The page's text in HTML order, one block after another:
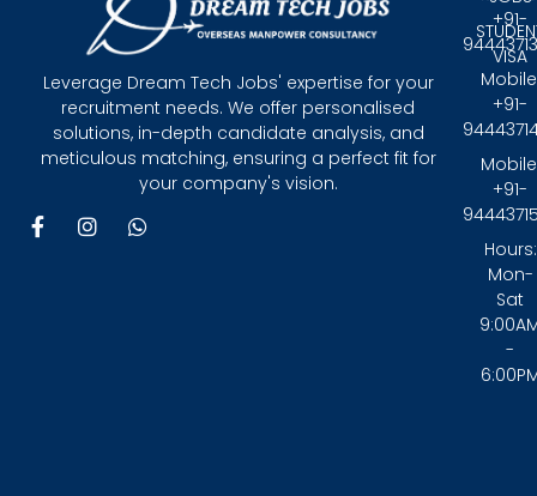
Leverage Dream Tech Jobs' expertise for your
recruitment needs. We offer personalised
solutions, in-depth candidate analysis, and
meticulous matching, ensuring a perfect fit for
your company's vision.
F
a
I
W
VISA
+91-
+91-
+91-
Hours:
Mon-
Sat
-